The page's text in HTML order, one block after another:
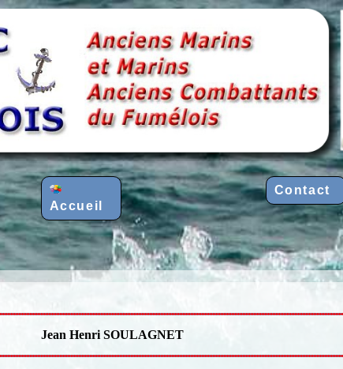
Accueil
Contact
Jean Henri SOULAGNET